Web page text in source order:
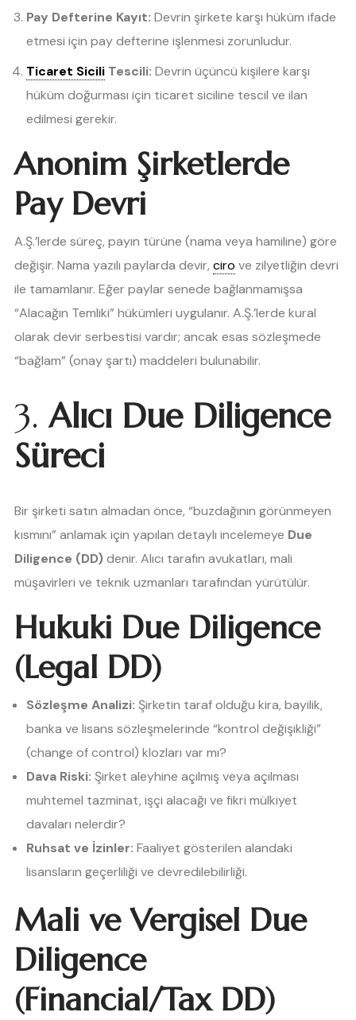
Pay Defterine Kayıt: Devrin şirkete karşı hüküm ifade
etmesi için pay defterine işlenmesi zorunludur.
Ticaret Sicili Tescili: Devrin üçüncü kişilere karşı
hüküm doğurması için ticaret siciline tescil ve ilan
edilmesi gerekir.
Anonim Şirketlerde
Pay Devri
A.Ş.’lerde süreç, payın türüne (nama veya hamiline) göre
değişir. Nama yazılı paylarda devir, ciro ve zilyetliğin devri
ile tamamlanır. Eğer paylar senede bağlanmamışsa
“Alacağın Temliki” hükümleri uygulanır. A.Ş.’lerde kural
olarak devir serbestisi vardır; ancak esas sözleşmede
“bağlam” (onay şartı) maddeleri bulunabilir.
3. Alıcı Due Diligence
Süreci
Bir şirketi satın almadan önce, “buzdağının görünmeyen
kısmını” anlamak için yapılan detaylı incelemeye Due
Diligence (DD) denir. Alıcı tarafın avukatları, mali
müşavirleri ve teknik uzmanları tarafından yürütülür.
Hukuki Due Diligence
(Legal DD)
Sözleşme Analizi: Şirketin taraf olduğu kira, bayilik,
banka ve lisans sözleşmelerinde “kontrol değişikliği”
(change of control) klozları var mı?
Dava Riski: Şirket aleyhine açılmış veya açılması
muhtemel tazminat, işçi alacağı ve fikri mülkiyet
davaları nelerdir?
Ruhsat ve İzinler: Faaliyet gösterilen alandaki
lisansların geçerliliği ve devredilebilirliği.
Mali ve Vergisel Due
Diligence
(Financial/Tax DD)